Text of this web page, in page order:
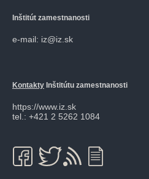
Inštitút zamestnanosti
e-mail: iz@iz.sk
Kontakty Inštitútu zamestnanosti
https://www.iz.sk
tel.: +421 2 5262 1084